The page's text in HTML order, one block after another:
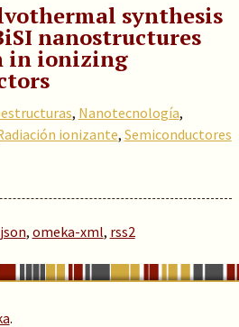
synthesis
nanostructures
in ionizing
, Nanotecnología,
ionizante, Semiconductores
json, omeka-xml, rss2
.